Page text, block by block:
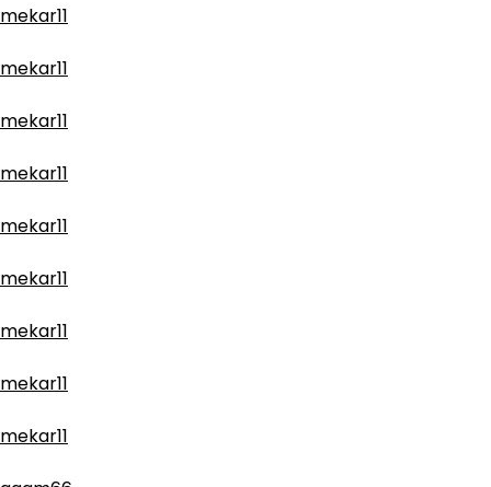
mekar11
mekar11
mekar11
mekar11
mekar11
mekar11
mekar11
mekar11
mekar11